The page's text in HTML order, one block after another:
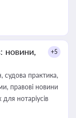
новини,
+5
судова практика,
правові новини
нотаріусів